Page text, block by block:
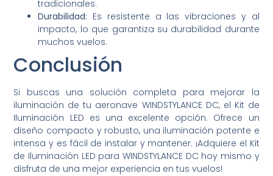
tradicionales.
Durabilidad: Es resistente a las vibraciones y al
impacto, lo que garantiza su durabilidad durante
muchos vuelos.
Conclusión
Si buscas una solución completa para mejorar la
iluminación de tu aeronave WINDSTYLANCE DC, el Kit de
Iluminación LED es una excelente opción. Ofrece un
diseño compacto y robusto, una iluminación potente e
intensa y es fácil de instalar y mantener. ¡Adquiere el Kit
de Iluminación LED para WINDSTYLANCE DC hoy mismo y
disfruta de una mejor experiencia en tus vuelos!